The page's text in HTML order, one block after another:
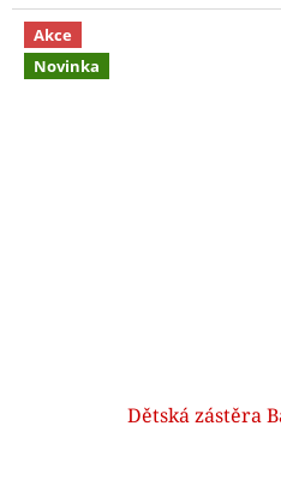
Akce
Novinka
Dětská zástěra